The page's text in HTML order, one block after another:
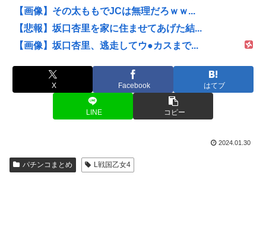
【画像】その太ももでJCは無理だろｗｗ...
【悲報】坂口杏里を家に住ませてあげた結...
【画像】坂口杏里、逃走してウ●カスまで...
X Facebook はてブ
LINE コピー
2024.01.30
パチンコまとめ L戦国乙女4